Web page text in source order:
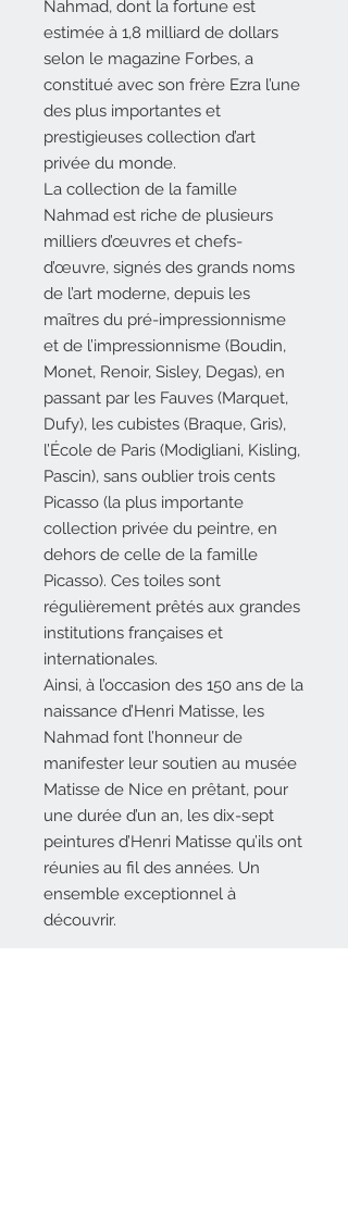
Nahmad, dont la fortune est
estimée à 1,8 milliard de dollars
selon le magazine Forbes, a
constitué avec son frère Ezra l’une
des plus importantes et
prestigieuses collection d’art
privée du monde.
La collection de la famille
Nahmad est riche de plusieurs
milliers d’œuvres et chefs-
d’œuvre, signés des grands noms
de l’art moderne, depuis les
maîtres du pré-impressionnisme
et de l’impressionnisme (Boudin,
Monet, Renoir, Sisley, Degas), en
passant par les Fauves (Marquet,
Dufy), les cubistes (Braque, Gris),
l’École de Paris (Modigliani, Kisling,
Pascin), sans oublier trois cents
Picasso (la plus importante
collection privée du peintre, en
dehors de celle de la famille
Picasso). Ces toiles sont
régulièrement prêtés aux grandes
institutions françaises et
internationales.
Ainsi, à l’occasion des 150 ans de la
naissance d’Henri Matisse, les
Nahmad font l’honneur de
manifester leur soutien au musée
Matisse de Nice en prêtant, pour
une durée d’un an, les dix-sept
peintures d’Henri Matisse qu’ils ont
réunies au fil des années. Un
ensemble exceptionnel à
découvrir.